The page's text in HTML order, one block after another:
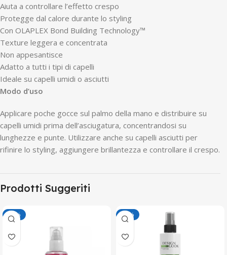
Aiuta a controllare l’effetto crespo
Protegge dal calore durante lo styling
Con OLAPLEX Bond Building Technology™
Texture leggera e concentrata
Non appesantisce
Adatto a tutti i tipi di capelli
Ideale su capelli umidi o asciutti
Modo d’uso
Applicare poche gocce sul palmo della mano e distribuire su
capelli umidi prima dell’asciugatura, concentrandosi su
lunghezze e punte. Utilizzare anche su capelli asciutti per
rifinire lo styling, aggiungere brillantezza e controllare il crespo.
Prodotti Suggeriti
-50% -50%